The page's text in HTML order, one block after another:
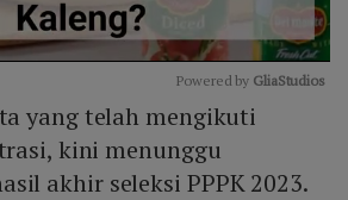
Mute
Powered by GliaStudios
yang telah mengikuti
kini menunggu
akhir seleksi PPPK 2023.